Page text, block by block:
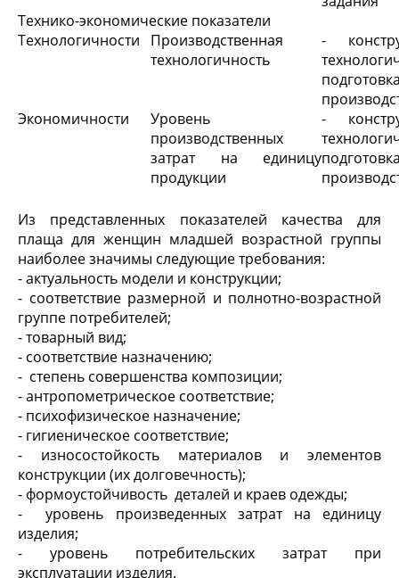
Технико-экономические показатели
Технологичности
Производственная
технологичность
-
Экономичности
Уровень
производственных
затрат на единицу
продукции
-
Из представленных показателей качества для
плаща для женщин младшей возрастной группы
наиболее значимы следующие требования:
- актуальность модели и конструкции;
- соответствие размерной и полнотно-возрастной
группе потребителей;
- товарный вид;
- соответствие назначению;
- степень совершенства композиции;
- антропометрическое соответствие;
- психофизическое назначение;
- гигиеническое соответствие;
- износостойкость материалов и элементов
конструкции (их долговечность);
- формоустойчивость деталей и краев одежды;
- уровень произведенных затрат на единицу
изделия;
- уровень потребительских затрат при
эксплуатации изделия.